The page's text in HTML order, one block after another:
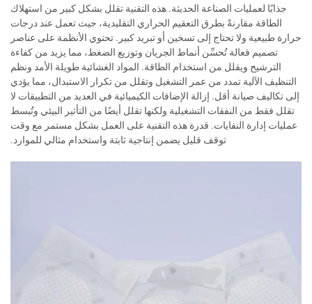
جذابًا لعمليات الصناعة الحديثة. هذه التقنية تقلل بشكل كبير من استهلاك
الطاقة مقارنةً بطرق التعقيم الحراري التقليدية، حيث تعمل عند درجات
حرارة طبيعية ولا تحتاج إلى تسخين أو تبريد كبير. تحتوي الأنظمة على عناصر
تصميم فعالة تُحسِّن أنماط الجريان وتوزيع الضغط، مما يزيد من كفاءة
الترشيح ويقلل من استخدام الطاقة. المواد الغشائية طويلة الأمد ونظم
التنظيف الآلية تمدد من عمر التشغيل وتقلل من تكرار الاستبدال، مما يؤدي
إلى تكاليف صيانة أقل. إزالة الإضافات الكيميائية في العديد من التطبيقات لا
تقلل فقط من النفقات التشغيلية ولكنها تقلل أيضًا من التأثير البيئي وتُبسط
عمليات إدارة النفايات. قدرة هذه التقنية على العمل بشكل مستمر مع وقت
توقف قليل يضمن إنتاجية ثابتة واستخدام مثالي للموارد.